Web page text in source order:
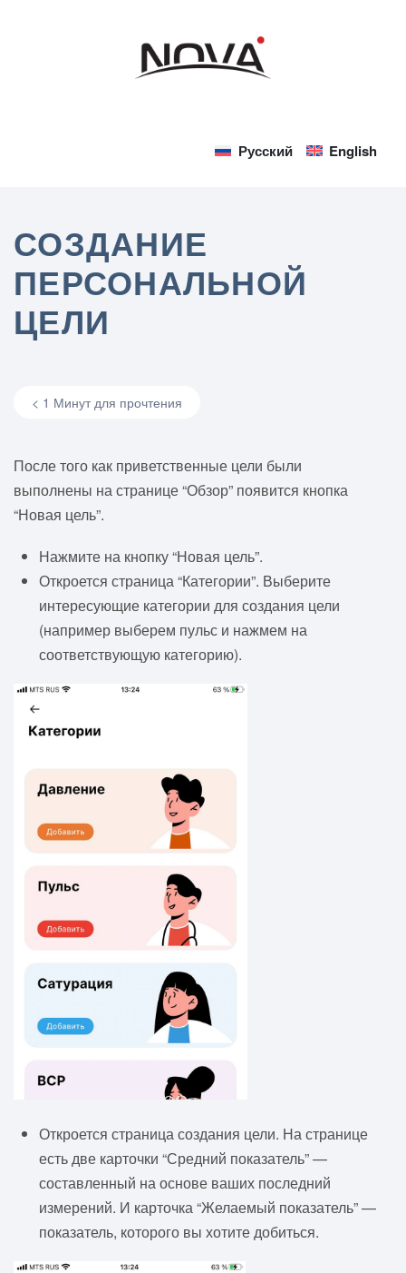
Русский English
СОЗДАНИЕ
ПЕРСОНАЛЬНОЙ
ЦЕЛИ
< 1 Минут для прочтения
После того как приветственные цели были
выполнены на странице “Обзор” появится кнопка
“Новая цель”.
Нажмите на кнопку “Новая цель”.
Откроется страница “Категории”. Выберите
интересующие категории для создания цели
(например выберем пульс и нажмем на
соответствующую категорию).
Откроется страница создания цели. На странице
есть две карточки “Средний показатель” —
составленный на основе ваших последний
измерений. И карточка “Желаемый показатель” —
показатель, которого вы хотите добиться.